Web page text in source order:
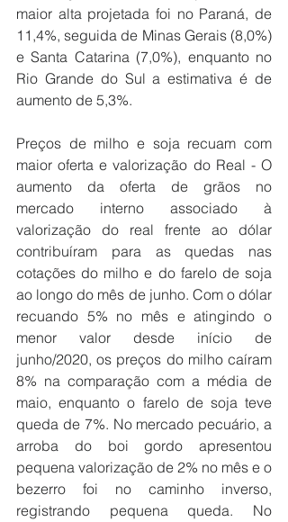
maior alta projetada foi no Paraná, de
11,4%, seguida de Minas Gerais (8,0%)
e Santa Catarina (7,0%), enquanto no
Rio Grande do Sul a estimativa é de
aumento de 5,3%.
Preços de milho e soja recuam com
maior oferta e valorização do Real - O
aumento da oferta de grãos no
mercado interno associado à
valorização do real frente ao dólar
contribuíram para as quedas nas
cotações do milho e do farelo de soja
ao longo do mês de junho. Com o dólar
recuando 5% no mês e atingindo o
menor valor desde início de
junho/2020, os preços do milho caíram
8% na comparação com a média de
maio, enquanto o farelo de soja teve
queda de 7%. No mercado pecuário, a
arroba do boi gordo apresentou
pequena valorização de 2% no mês e o
bezerro foi no caminho inverso,
registrando pequena queda. No